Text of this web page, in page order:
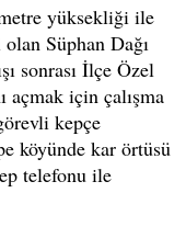
yüksekliği ile
Süphan Dağı
sonrası İlçe Özel
açmak için çalışma
kepçe
köyünde kar örtüsü
telefonu ile